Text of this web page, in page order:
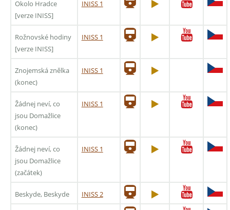
Okolo Hradce
[verze INISS]
INISS 1
Rožnovské hodiny
[verze INISS]
INISS 1
Znojemská znělka
(konec)
INISS 1
Žádnej neví, co
jsou Domažlice
(konec)
INISS 1
Žádnej neví, co
jsou Domažlice
(začátek)
INISS 1
Beskyde, Beskyde INISS 2